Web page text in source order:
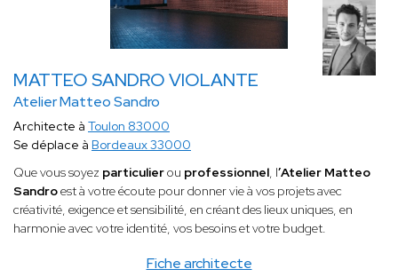
MATTEO SANDRO VIOLANTE
Atelier Matteo Sandro
Fiche architecte
Architecte à Toulon 83000
Se déplace à Bordeaux 33000
Que vous soyez particulierou professionnel, l’Atelier Matteo
Sandroest à votre écoute pour donner vie à vos projets avec
créativité, exigence et sensibilité, en créant des lieux uniques, en
harmonie avec votre identité, vos besoins et votre budget.